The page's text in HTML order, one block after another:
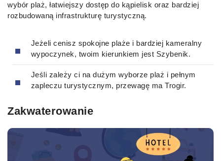
wybór plaż, łatwiejszy dostęp do kąpielisk oraz bardziej
rozbudowaną infrastrukturę turystyczną.
Jeżeli cenisz spokojne plaże i bardziej kameralny
wypoczynek, twoim kierunkiem jest Szybenik.
Jeśli zależy ci na dużym wyborze plaż i pełnym
zapleczu turystycznym, przewagę ma Trogir.
Zakwaterowanie